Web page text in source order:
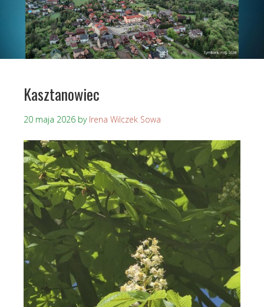
Kasztanowiec
20 maja 2026 by Irena Wilczek Sowa